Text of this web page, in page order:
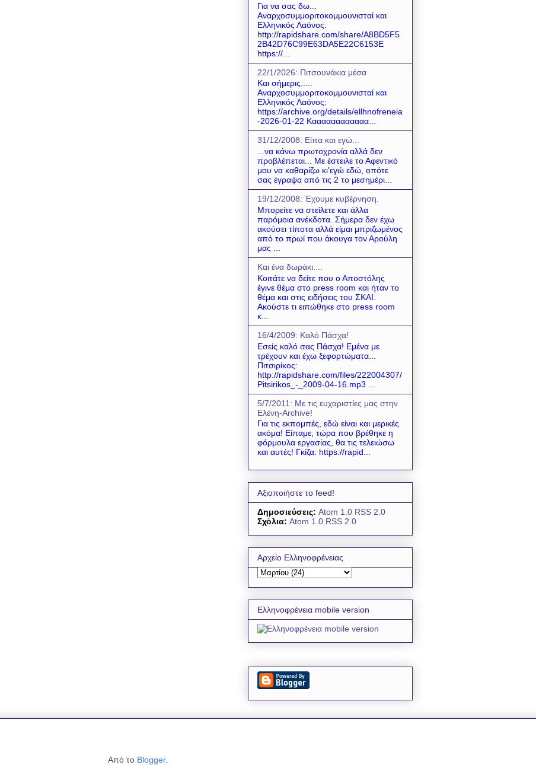
Για να σας δω...
Αναρχοσυμμοριτοκομμουνισταί και
Ελληνικός Λαόνος:
http://rapidshare.com/share/A8BD5F5
2B42D76C99E63DA5E22C6153E
https://...
22/1/2026: Πιτσουνάκια μέσα
Και σήμερις.....
Αναρχοσυμμοριτοκομμουνισταί και
Ελληνικός Λαόνος:
https://archive.org/details/ellhnofreneia
-2026-01-22 Καααααααααααα...
31/12/2008: Είπα και εγώ...
...να κάνω πρωτοχρονία αλλά δεν
προβλέπεται... Με έστειλε το Αφεντικό
μου να καθαρίζω κι'εγώ εδώ, οπότε
σας έγραψα από τις 2 το μεσημέρι...
19/12/2008: Έχουμε κυβέρνηση.
Μπορείτε να στείλετε και άλλα
παρόμοια ανέκδοτα. Σήμερα δεν έχω
ακούσει τίποτα αλλά είμαι μπριζωμένος
από το πρωί που άκουγα τον Αρούλη
μας ...
Και ένα δωράκι....
Κοιτάτε να δείτε που ο Αποστόλης
έγινε θέμα στο press room και ήταν το
θέμα και στις ειδήσεις του ΣΚΑΙ.
Ακούστε τι ειπώθηκε στο press room
κ...
16/4/2009: Kαλό Πάσχα!
Εσείς καλό σας Πάσχα! Εμένα με
τρέχουν και έχω ξεφορτώματα...
Πιτσιρίκος:
http://rapidshare.com/files/222004307/
Pitsirikos_-_2009-04-16.mp3 ...
5/7/2011: Mε τις ευχαριστίες μας στην
Ελένη-Archive!
Για τις εκπομπές, εδώ είναι και μερικές
ακόμα! Είπαμε, τώρα που βρέθηκε η
φόρμουλα εργασίας, θα τις τελειώσω
και αυτές! Γκίζα: https://rapid...
Αξιοποιήστε το feed!
Δημοσιεύσεις: Atom 1.0 RSS 2.0
Σχόλια: Atom 1.0 RSS 2.0
Αρχείο Ελληνοφρένειας
Ελληνοφρένεια mobile version
Από το Blogger.